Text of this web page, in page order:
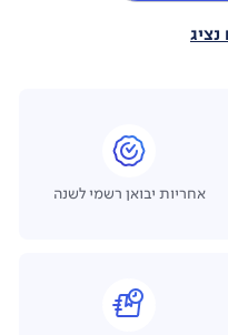
אחריות יבואן רשמי לשנה